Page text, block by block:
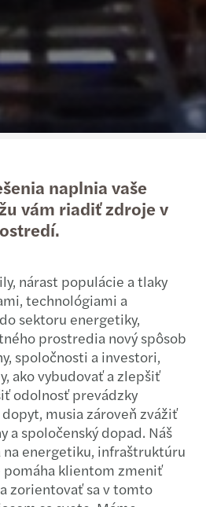
naplnia vaše
vám riadiť zdroje v
nárast populácie a tlaky
technológiami a
sektoru energetiky,
prostredia nový spôsob
spoločnosti a investori,
ako vybudovať a zlepšiť
odolnosť prevádzky
musia zároveň zvážiť
a spoločenský dopad. Náš
energetiku, infraštruktúru
klientom zmeniť
zorientovať sa v tomto